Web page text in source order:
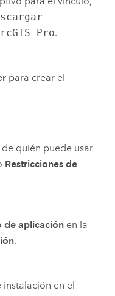
Pro.
para crear el
quién puede usar
Restricciones de
de aplicaciónen la
.
instalación en el